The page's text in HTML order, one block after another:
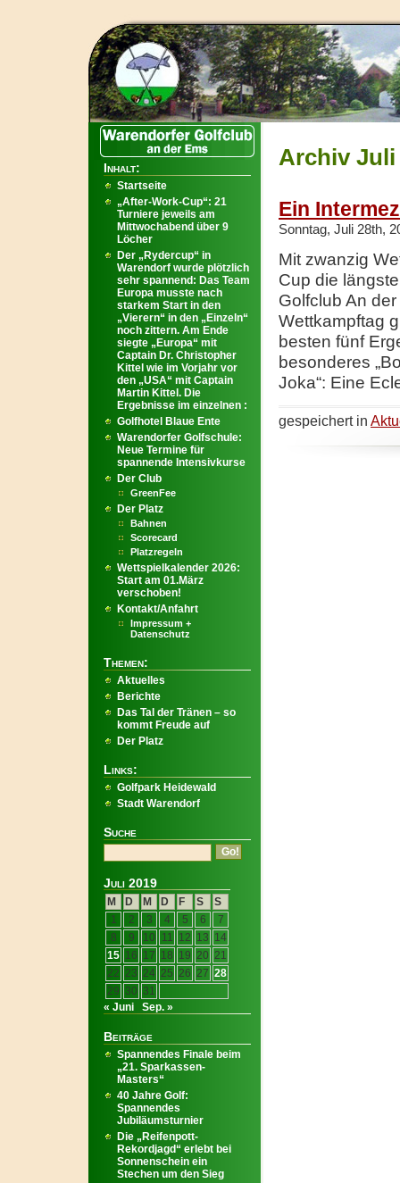
Archiv Juli
Ein
Sonntag, Juli 28th,
Mit zwanzig
Cup die
Golfclub An
Wettkampftag
besten fünf
besonderes
Joka“: Eine
gespeichert in
Inhalt:
Startseite
„After-Work-Cup“: 21
Turniere jeweils am
Mittwochabend über 9
Löcher
Der „Rydercup“ in
Warendorf wurde plötzlich
sehr spannend: Das Team
Europa musste nach
starkem Start in den
„Vierern“ in den „Einzeln“
noch zittern. Am Ende
siegte „Europa“ mit
Captain Dr. Christopher
Kittel wie im Vorjahr vor
den „USA“ mit Captain
Martin Kittel. Die
Ergebnisse im einzelnen :
Golfhotel Blaue Ente
Warendorfer Golfschule:
Neue Termine für
spannende Intensivkurse
Der Club
GreenFee
Der Platz
Bahnen
Scorecard
Platzregeln
Wettspielkalender 2026:
Start am 01.März
verschoben!
Kontakt/Anfahrt
Impressum +
Datenschutz
Themen:
Aktuelles
Berichte
Das Tal der Tränen – so
kommt Freude auf
Der Platz
Links:
Golfpark Heidewald
Stadt Warendorf
Suche
Juli 2019
M D M D F S
S
1
2 3 4 5 6
7
8
9 10 11 12 13 14
15 16 17 18 19 20 21
22 23 24 25 26 27 28
29 30 31
« Juni
Sep. »
Beiträge
Spannendes Finale beim
„21. Sparkassen-
Masters“
40 Jahre Golf:
Spannendes
Jubiläumsturnier
Die „Reifenpott-
Rekordjagd“ erlebt bei
Sonnenschein ein
Stechen um den Sieg